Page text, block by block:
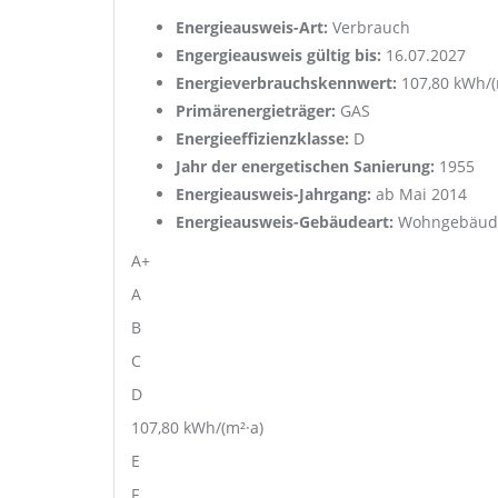
Energieausweis-Art: Verbrauch
Engergieausweis gültig bis: 16.07.2027
Energieverbrauchskennwert: 107,80 kWh/
Primärenergieträger: GAS
Energieeffizienzklasse: D
Jahr der energetischen Sanierung: 1955
Energieausweis-Jahrgang: ab Mai 2014
Energieausweis-Gebäudeart:
A+
A
B
C
D
107,80 kWh/(m²·a)
E